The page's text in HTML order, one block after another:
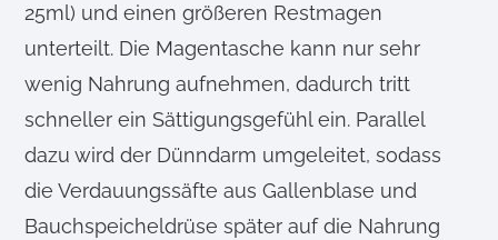
25ml) und einen größeren Restmagen
unterteilt. Die Magentasche kann nur sehr
wenig Nahrung aufnehmen, dadurch tritt
schneller ein Sättigungsgefühl ein. Parallel
dazu wird der Dünndarm umgeleitet, sodass
die Verdauungssäfte aus Gallenblase und
Bauchspeicheldrüse später auf die Nahrung